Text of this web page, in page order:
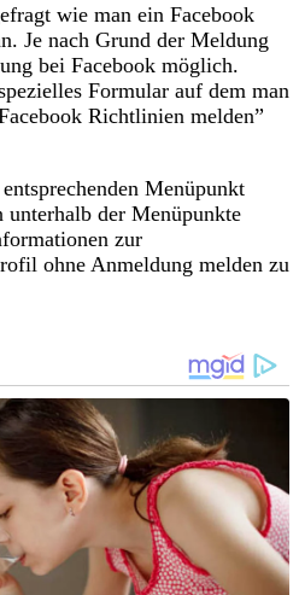
wie man ein Facebook
Je nach Grund der Meldung
bei Facebook möglich.
Formular auf dem man
Richtlinien melden”
Menüpunkt
unterhalb der Menüpunkte
zur
ohne Anmeldung melden zu